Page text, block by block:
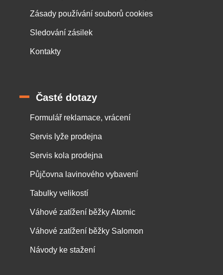
Zásady používání souborů cookies
Sledování zásilek
Kontakty
Časté dotazy
Formulář reklamace, vrácení
Servis lyže prodejna
Servis kola prodejna
Půjčovna lavinového vybavení
Tabulky velikostí
Váhové zatížení běžky Atomic
Váhové zatížení běžky Salomon
Návody ke stažení